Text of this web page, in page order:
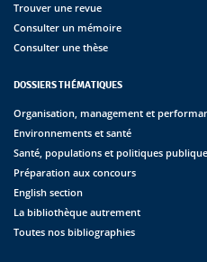
Trouver une revue
Consulter un mémoire
Consulter une thèse
DOSSIERS THÉMATIQUES
Organisation, management et
Environnements et santé
Santé, populations et politiques
Préparation aux concours
English section
La bibliothèque autrement
Toutes nos bibliographies